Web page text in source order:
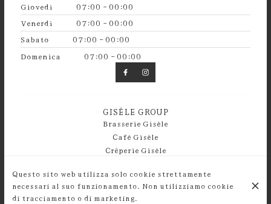
Giovedì
07:00 - 00:00
Venerdì
07:00 - 00:00
Sabato
07:00 - 00:00
Domenica
07:00 - 00:00
GISÈLE GROUP
Brasserie Gisèle
Café Gisèle
Crêperie Gisèle
© Bistrot Gisèle 2026
Questo sito web utilizza solo cookie strettamente
necessari al suo funzionamento. Non utilizziamo cookie
di tracciamento o di marketing.